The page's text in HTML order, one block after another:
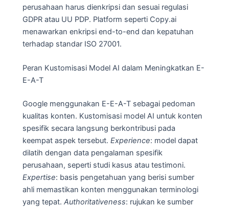
perusahaan harus dienkripsi dan sesuai regulasi
GDPR atau UU PDP. Platform seperti Copy.ai
menawarkan enkripsi end-to-end dan kepatuhan
terhadap standar ISO 27001.
Peran Kustomisasi Model AI dalam Meningkatkan E-
E-A-T
Google menggunakan E-E-A-T sebagai pedoman
kualitas konten. Kustomisasi model AI untuk konten
spesifik secara langsung berkontribusi pada
keempat aspek tersebut. Experience: model dapat
dilatih dengan data pengalaman spesifik
perusahaan, seperti studi kasus atau testimoni.
Expertise: basis pengetahuan yang berisi sumber
ahli memastikan konten menggunakan terminologi
yang tepat. Authoritativeness: rujukan ke sumber